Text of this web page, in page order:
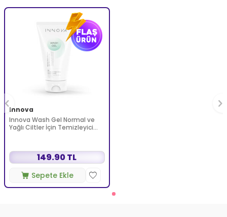
Innova
Innova Wash Gel Normal ve
Yağlı Ciltler İçin Temizleyici
149.90 TL
Sepete Ekle